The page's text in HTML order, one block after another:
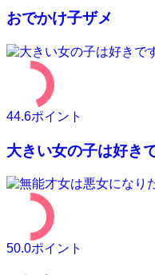
おでかけ子ザメ
44.6ポイント
大きい女の子は好き
50.0ポイント